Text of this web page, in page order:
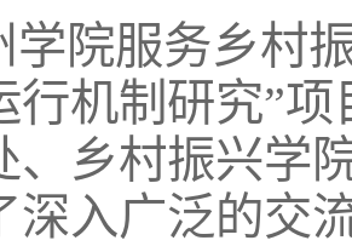
学院服务乡村
行机制研究”
、乡村振兴学
深入广泛的交